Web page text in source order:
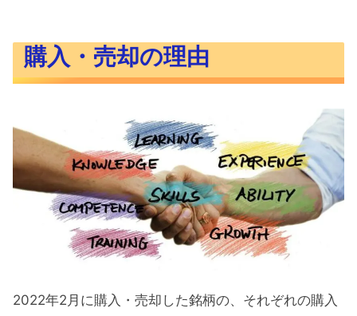
購入・売却の理由
2022年2月に購入・売却した銘柄の、それぞれの購入